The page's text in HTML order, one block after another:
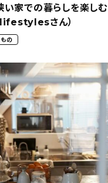
い家での暮らしを楽しむ
さん）
の